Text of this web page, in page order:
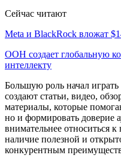
Сейчас читают
Meta и BlackRock вложат
ООН создает глобальную
интеллекту
Большую роль начал
создают статьи, видео,
материалы, которые
но и формировать доверие
внимательнее относиться
наличие полезной и
конкурентным